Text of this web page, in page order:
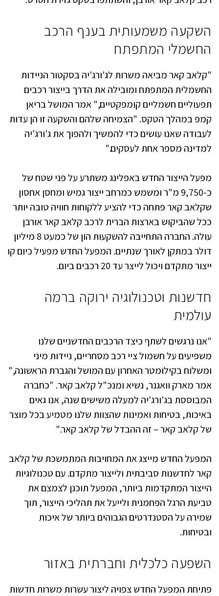
השקעה משמעותית בענף הרכב
החשמלי המתפתח
"קלאב קאר מביאה משרות לג'ורג'יה בסקטור הניידות
החשמלית המתפתח ומובילה את הדרך בייצור רכבים
תפעוליים חשמליים קומפקטיים," אמר המושל בריאן
קמפ במהלך הטקס. "הצמיחה שלהם והשקעה זו הן עדות
לעבודה שאנו עושים כדי להמשיך ולהפוך את ג'ורג'יה
למדינה מספר אחת לעסקים."
מפעל הייצור החדש באפלינג משתרע על פני שטח של
כ-9,750 מ"ר ומשמש כמרחב ייצור גמיש ומחסן אחסון
שקלאב קאר פתחה כדי להציע ללקוחות חוויה טובה יותר
ככל שהביקוש בארצות הברית לרכב קלאב קאר אורבן
עולה. החברה התחייבה להשקעות הון של כמעט 8 מיליון
דולר במתקן לאורך שנתיים. המפעל החדש מפעיל כיום קו
ייצור מתקדם ויכול לייצר עד 20 רכבים ביום.
חדשנות וטכנולוגיה ירוקה ברמה
עולמית
"אנו נרגשים לשתף כיצד הרכבים החדשניים שלנו
משפיעים על חשמול ציי רכב מסחריים, ניידות מיני
ומשלוח בקילומטר האחרון עם המושל והגברת הראשונה,"
אמר מארק וואגנר, נשיא ומנכ"ל קלאב קאר. "כחברה
המבוססת בג'ורג'יה למעלה משישים שנה, אנו גאים
באיכות, בטיחות ואמינות שהצוות שלנו מטמיע בכל מוצר
של קלאב קאר – זה ההבדל של קלאב קאר."
המפעל החדש מייצג את המחויבות המתמשכת של קלאב
קאר לחדשנות סביבתית ולייצור מתקדם. עם טכנולוגיות
הייצור המתקדמות ביותר, המפעל תוכנן לצמצם את
טביעת הרגל הפחמנית ולייעל את תהליכי הייצור, תוך
שמירה על הסטנדרטים הגבוהים ביותר של איכות
ובטיחות.
השפעה כלכלית וחברתית באזור
פתיחת המפעל החדש צפויה ליצור עשרות משרות חדשות